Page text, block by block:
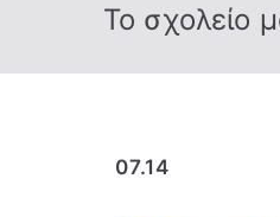
Το σχολείο
07.14